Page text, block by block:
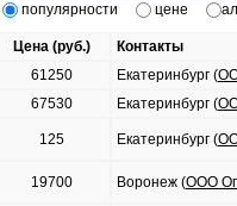
популярности цене
Цена (руб.)
Контакты
61250 Екатеринбург (
67530 Екатеринбург (
125 Екатеринбург (
19700 Воронеж (ООО